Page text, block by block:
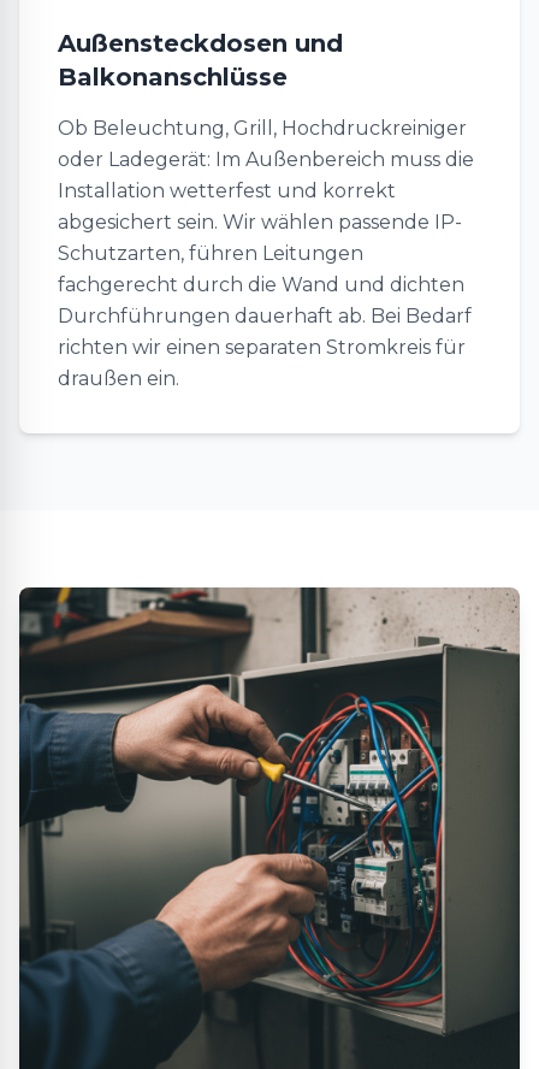
Außensteckdosen und
Balkonanschlüsse
Ob Beleuchtung, Grill, Hochdruckreiniger
oder Ladegerät: Im Außenbereich muss die
Installation wetterfest und korrekt
abgesichert sein. Wir wählen passende IP-
Schutzarten, führen Leitungen
fachgerecht durch die Wand und dichten
Durchführungen dauerhaft ab. Bei Bedarf
richten wir einen separaten Stromkreis für
draußen ein.